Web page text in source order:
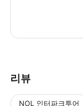
리뷰
NOL 인터파크투어